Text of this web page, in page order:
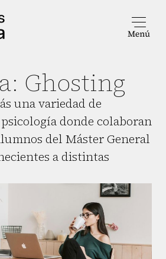
Ghosting
una variedad de
donde colaboran
del Máster General
a distintas